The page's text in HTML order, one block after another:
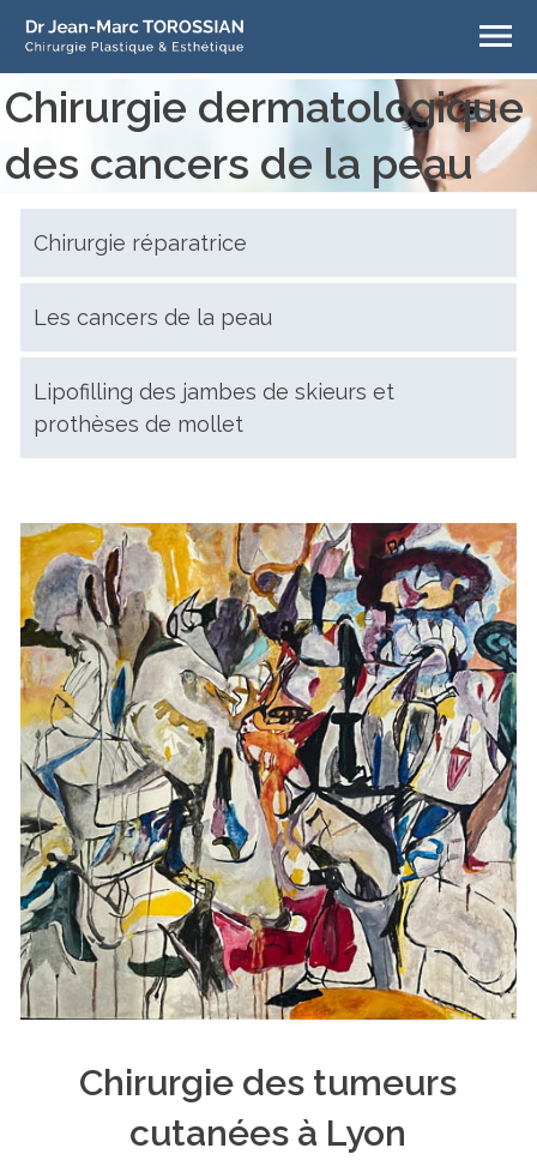
Chirurgie dermatologique
des cancers de la peau
Chirurgie réparatrice
Les cancers de la peau
Lipofilling des jambes de skieurs et
prothèses de mollet
Chirurgie des tumeurs
cutanées à Lyon